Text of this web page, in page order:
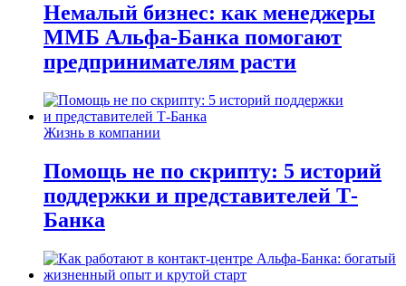
Немалый бизнес: как менеджеры
ММБ Альфа-Банка помогают
предпринимателям расти
Жизнь в компании
Помощь не по скрипту: 5 историй
поддержки и представителей Т-
Банка